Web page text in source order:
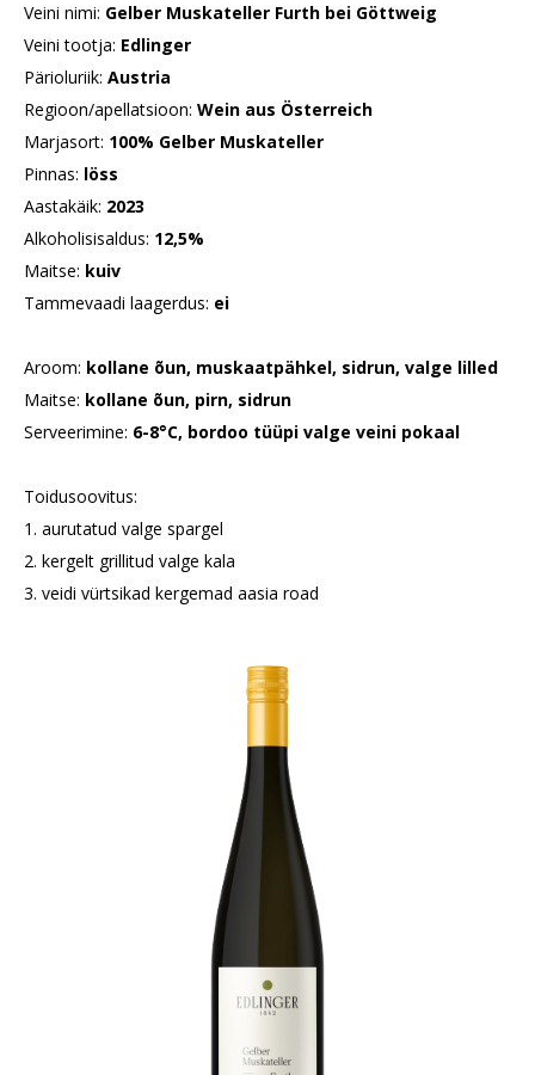
Veini nimi: Gelber Muskateller Furth bei Göttweig
Veini tootja: Edlinger
Pärioluriik: Austria
Regioon/apellatsioon: Wein aus Österreich
Marjasort: 100% Gelber Muskateller
Pinnas: löss
Aastakäik: 2023
Alkoholisisaldus: 12,5%
Maitse: kuiv
Tammevaadi laagerdus: ei
Aroom: kollane õun, muskaatpähkel, sidrun, valge lilled
Maitse: kollane õun, pirn, sidrun
Serveerimine: 6-8°C, bordoo tüüpi valge veini pokaal
Toidusoovitus:
1. aurutatud valge spargel
2. kergelt grillitud valge kala
3. veidi vürtsikad kergemad aasia road